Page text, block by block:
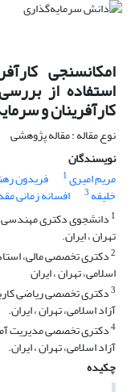
استفاده از
کارآفرینان و
نوع مقاله : مقاله پژوهشی
نویسندگان
مریم امیری1 فریدون
خلیفه 3 افسانه زمانی
1 دانشجوی دکتری مهندسی
تهران ، ایران.
2دکتری تخصصی مالی،
اسلامی، تهران ، ایران
3دکتری تخصصی ریاضی
آزاد اسلامی، تهران ، ایران.
4دکتری تخصصی مدیریت
آزاد اسلامی، تهران ، ایران.
چکیده